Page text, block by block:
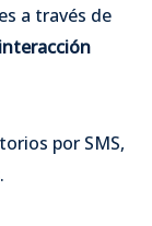
a través de
interacción
por SMS,
.